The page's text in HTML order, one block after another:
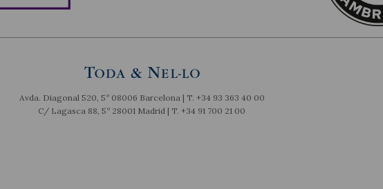
Avda. Diagonal 520, 5º 08006 Barcelona | T. +34 93 363 40 00
C/ Lagasca 88, 5º 28001 Madrid | T. +34 91 700 21 00